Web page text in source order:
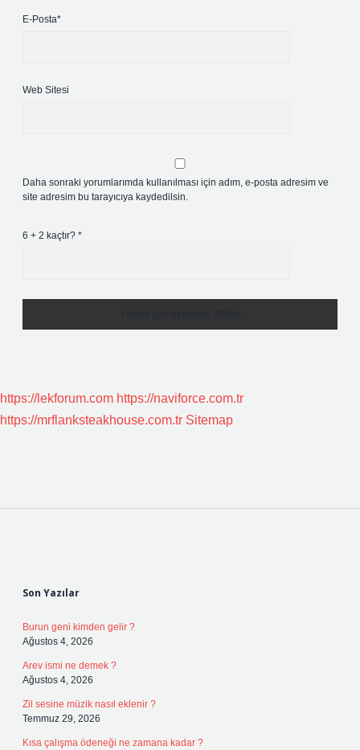
E-Posta*
Web Sitesi
Daha sonraki yorumlarımda kullanılması için adım, e-posta adresim ve
site adresim bu tarayıcıya kaydedilsin.
6 + 2 kaçtır? *
https://lekforum.com https://naviforce.com.tr
https://mrflanksteakhouse.com.tr Sitemap
Son Yazılar
Burun geni kimden gelir ?
Ağustos 4, 2026
Arev ismi ne demek ?
Ağustos 4, 2026
Zil sesine müzik nasıl eklenir ?
Temmuz 29, 2026
Kısa çalışma ödeneği ne zamana kadar ?